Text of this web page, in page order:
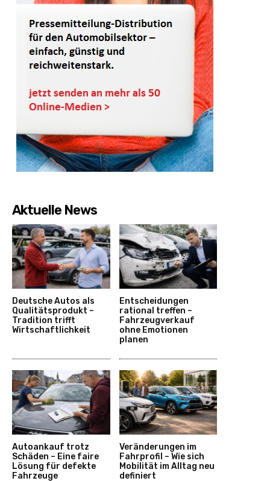
Aktuelle News
Deutsche Autos als
Qualitätsprodukt –
Tradition trifft
Wirtschaftlichkeit
Entscheidungen
rational treffen –
Fahrzeugverkauf
ohne Emotionen
planen
Autoankauf trotz
Schäden – Eine faire
Lösung für defekte
Fahrzeuge
Veränderungen im
Fahrprofil – Wie sich
Mobilität im Alltag neu
definiert